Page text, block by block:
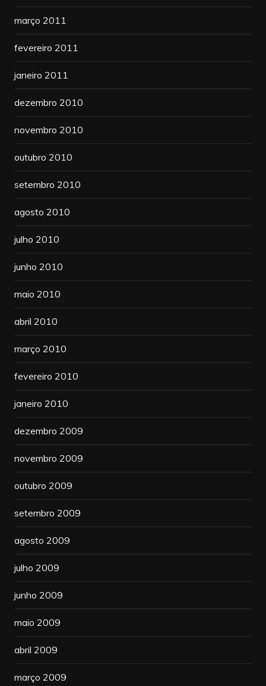
março 2011
fevereiro 2011
janeiro 2011
dezembro 2010
novembro 2010
outubro 2010
setembro 2010
agosto 2010
julho 2010
junho 2010
maio 2010
abril 2010
março 2010
fevereiro 2010
janeiro 2010
dezembro 2009
novembro 2009
outubro 2009
setembro 2009
agosto 2009
julho 2009
junho 2009
maio 2009
abril 2009
março 2009